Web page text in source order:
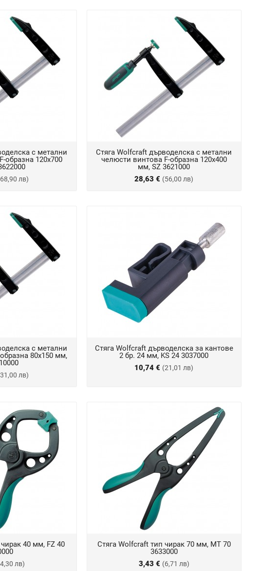
с метални
образна 120х700
лв)
Стяга Wolfcraft дърводелска с метални
челюсти винтова F-образна 120х400
мм, SZ 3621000
28,63 € (56,00 лв)
с метални
80х150 мм,
лв)
Стяга Wolfcraft дърводелска за кантове
2 бр. 24 мм, KS 24 3037000
10,74 € (21,01 лв)
40 мм, FZ 40
лв)
Стяга Wolfcraft тип чирак 70 мм, MT 70
3633000
3,43 € (6,71 лв)